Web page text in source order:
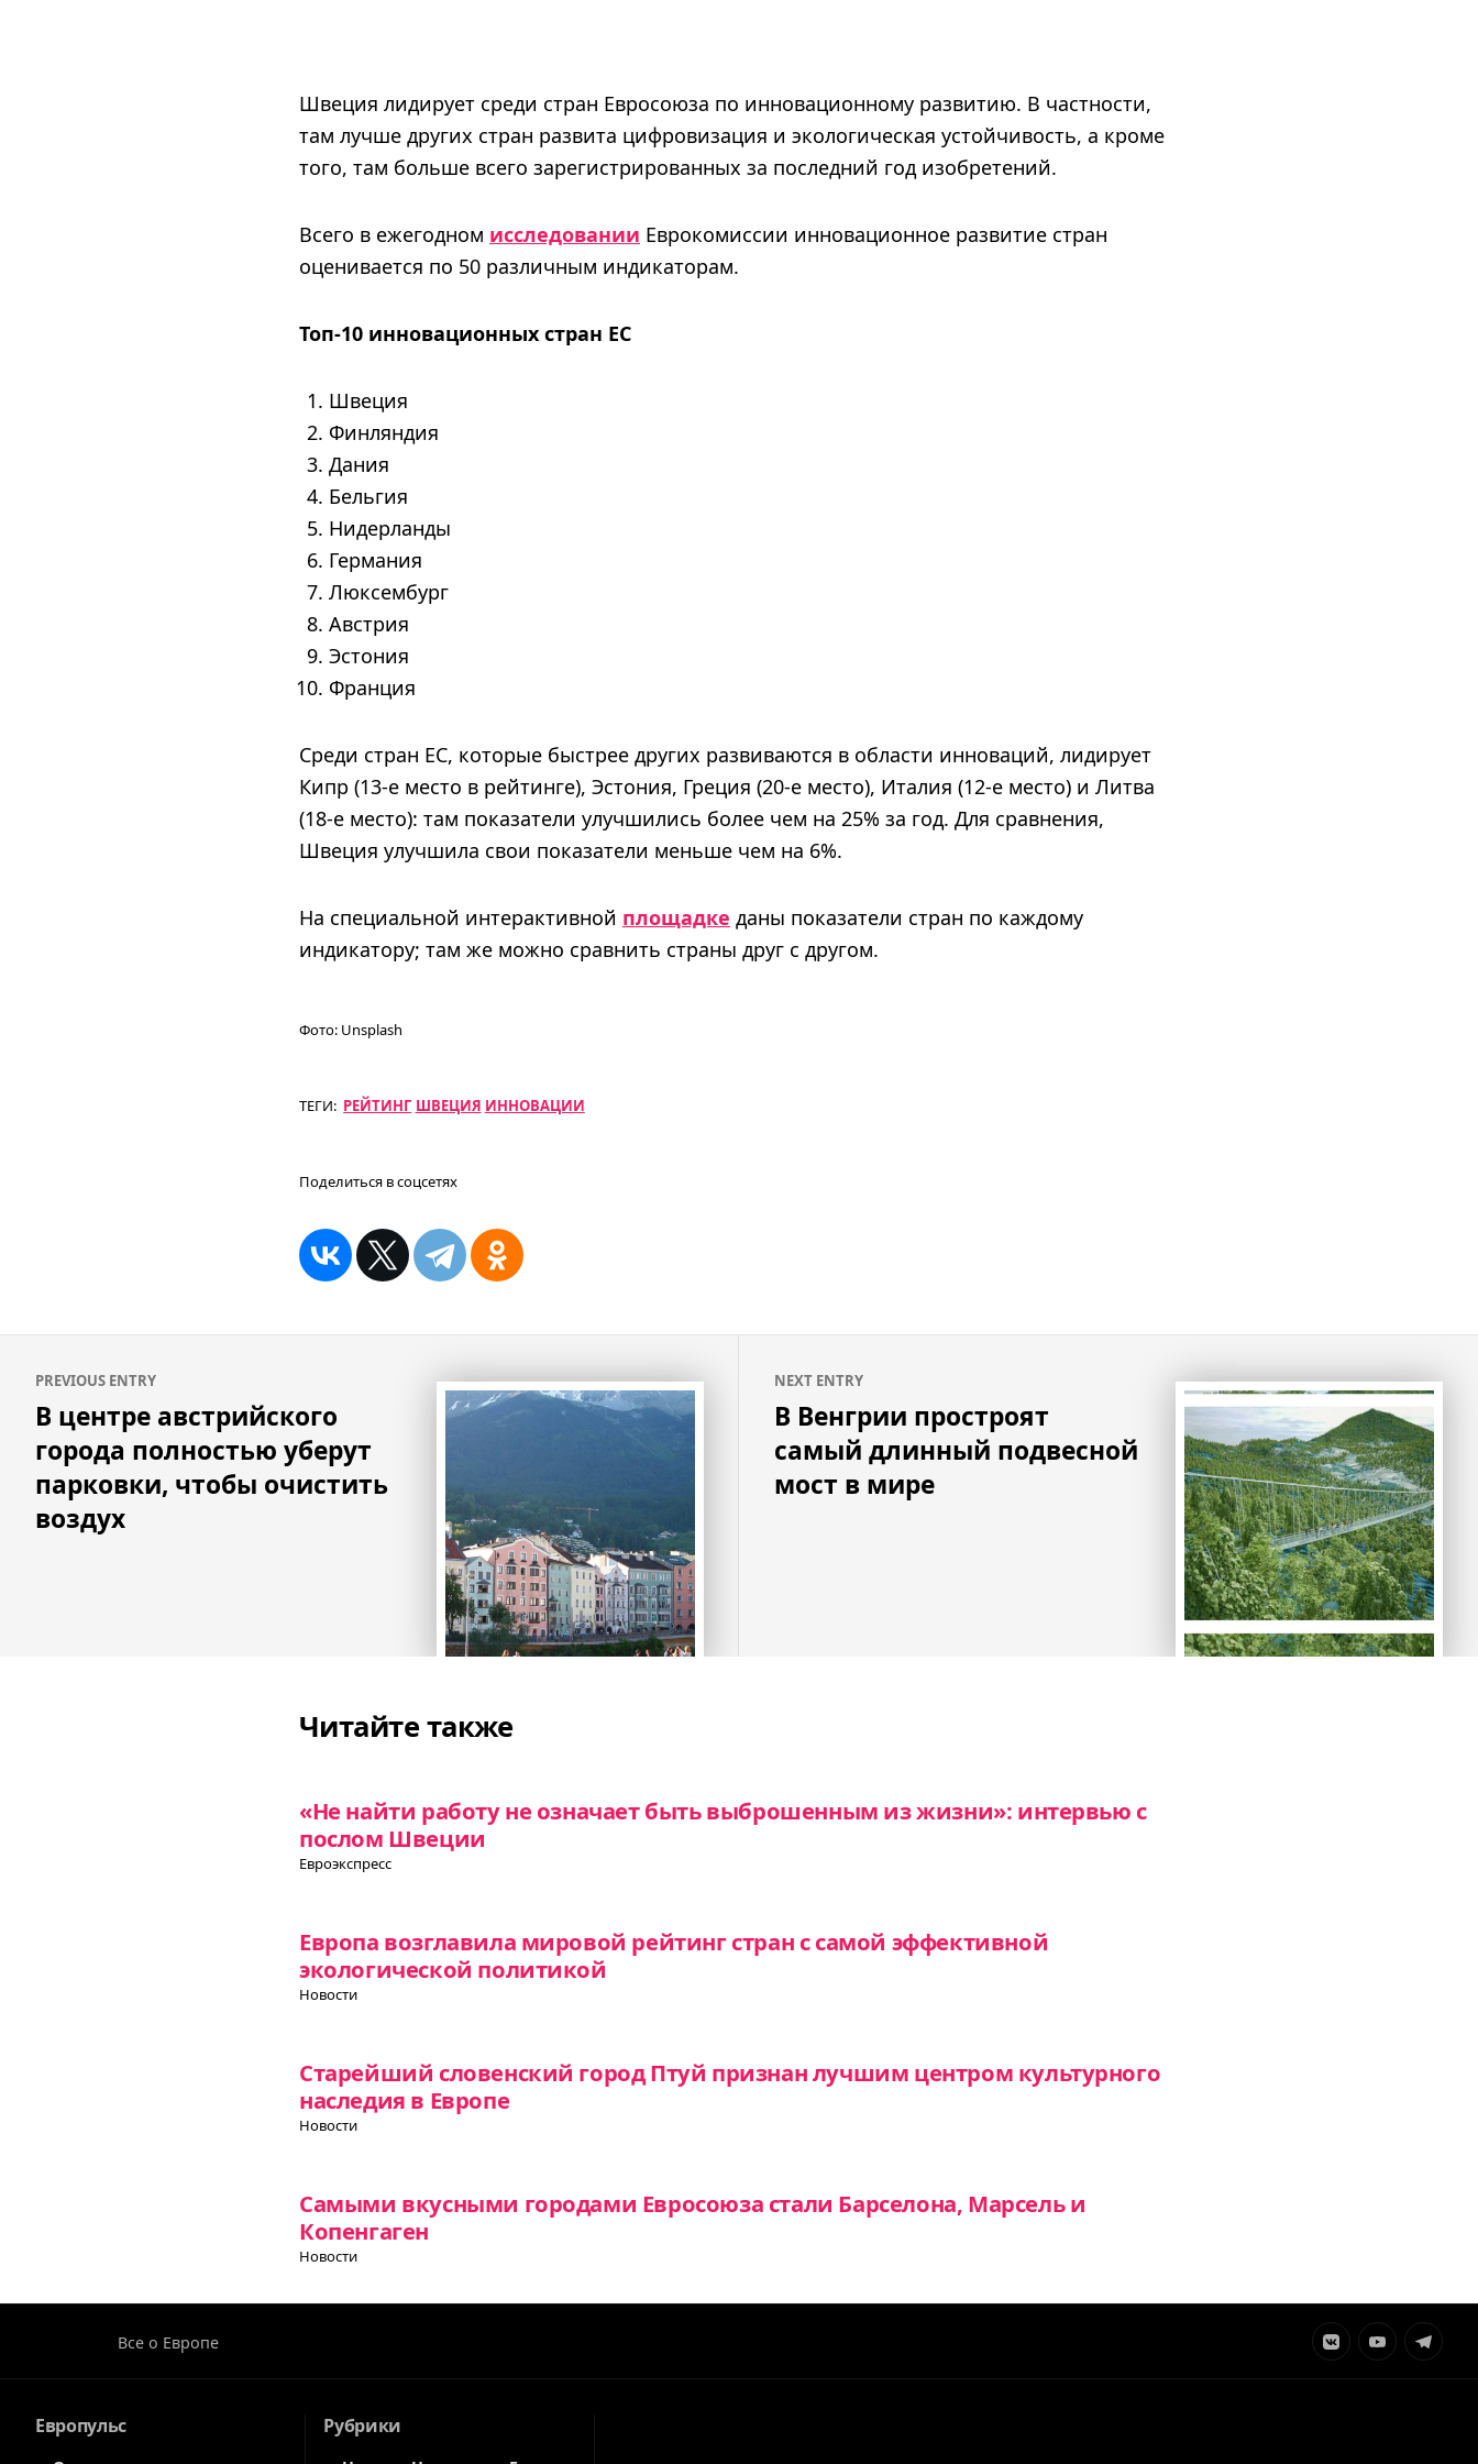
Швеция лидирует среди стран Евросоюза по инновационному развитию. В частности,
там лучше других стран развита цифровизация и экологическая устойчивость, а кроме
того, там больше всего зарегистрированных за последний год изобретений.
Всего в ежегодном исследовании Еврокомиссии инновационное развитие стран
оценивается по 50 различным индикаторам.
Топ-10 инновационных стран ЕС
Швеция
Финляндия
Дания
Бельгия
Нидерланды
Германия
Люксембург
Австрия
Эстония
Франция
Среди стран ЕС, которые быстрее других развиваются в области инноваций, лидирует
Кипр (13-е место в рейтинге), Эстония, Греция (20-е место), Италия (12-е место) и Литва
(18-е место): там показатели улучшились более чем на 25% за год. Для сравнения,
Швеция улучшила свои показатели меньше чем на 6%.
На специальной интерактивной площадке даны показатели стран по каждому
индикатору; там же можно сравнить страны друг с другом.
Фото: Unsplash
ТЕГИ: РЕЙТИНГ ШВЕЦИЯ ИННОВАЦИИ
Поделиться в соцсетях
по
записям
PREVIOUS ENTRY
В центре австрийского
города полностью уберут
парковки, чтобы очистить
воздух
NEXT ENTRY
В Венгрии простроят
самый длинный подвесной
мост в мире
Читайте также
«Не найти работу не означает быть выброшенным из жизни»: интервью с
послом Швеции
Евроэкспресс
Европа возглавила мировой рейтинг стран с самой эффективной
экологической политикой
Новости
Старейший словенский город Птуй признан лучшим центром культурного
наследия в Европе
Новости
Самыми вкусными городами Евросоюза стали Барселона, Марсель и
Копенгаген
Новости
Все о Европе
ЭлементЭлементЭлемент
Европульс Рубрики